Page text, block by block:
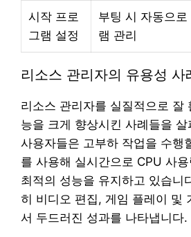
시작 프로
그램 설정
부팅 시 자동으
램 관리
리소스 관리자의 유용성 사
리소스 관리자를 실질적으로 잘
능을 크게 향상시킨 사례들을
사용자들은 고부하 작업을 수행
를 사용해 실시간으로 CPU 사
최적의 성능을 유지하고 있습니
히 비디오 편집, 게임 플레이 및
서 두드러진 성과를 나타냅니다.